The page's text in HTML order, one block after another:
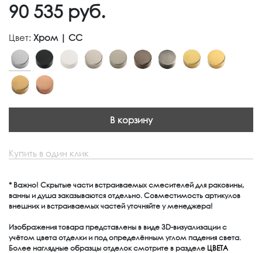
90 535 руб.
Цвет: Хром | CC
В корзину
Купить в один клик
* Важно! Скрытые части встраиваемых смесителей для раковины,
ванны и душа заказываются отдельно. Совместимость артикулов
внешних и встраиваемых частей уточняйте у менеджера!
Изображения товара представлены в виде 3D-визуализации с
учётом цвета отделки и под определённым углом падения света.
Более наглядные образцы отделок смотрите в разделе ЦВЕТА